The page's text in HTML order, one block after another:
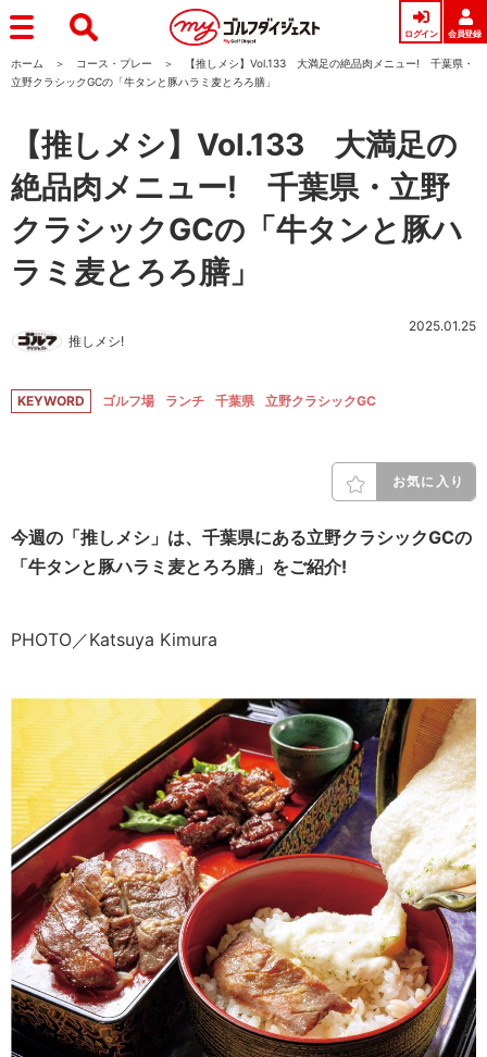
ログイン 会員登録
ホーム コース・プレー
【推しメシ】Vol.133 大満足の絶品肉メニュー! 千葉県・
立野クラシックGCの「牛タンと豚ハラミ麦とろろ膳」
【推しメシ】Vol.133 大満足の
絶品肉メニュー! 千葉県・立野
クラシックGCの「牛タンと豚ハ
ラミ麦とろろ膳」
推しメシ!
2025.01.25
KEYWORD ゴルフ場 ランチ 千葉県 立野クラシックGC
お気に入り
今週の「推しメシ」は、千葉県にある立野クラシックGCの
「牛タンと豚ハラミ麦とろろ膳」をご紹介!
PHOTO／Katsuya Kimura